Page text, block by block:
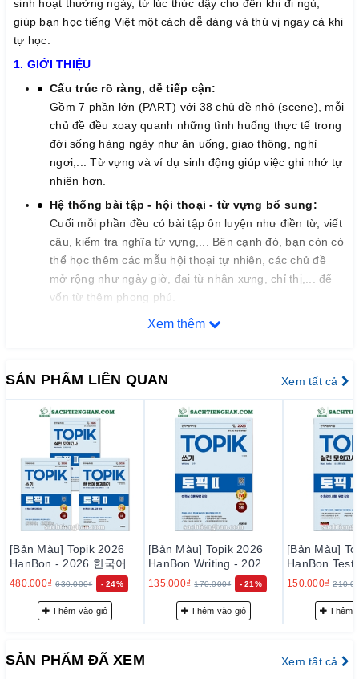
sinh hoạt thường ngày, từ lúc thức dậy cho đến khi đi ngủ,
giúp bạn học tiếng Việt một cách dễ dàng và thú vị ngay cả khi
tự học.
1. GIỚI THIỆU
Cấu trúc rõ ràng, dễ tiếp cận:
Gồm 7 phần lớn (PART) với 38 chủ đề nhỏ (scene), mỗi
chủ đề đều xoay quanh những tình huống thực tế trong
đời sống hàng ngày như ăn uống, giao thông, nghỉ
ngơi,... Từ vựng và ví dụ sinh động giúp việc ghi nhớ tự
nhiên hơn.
Hệ thống bài tập - hội thoại - từ vựng bổ sung:
Cuối mỗi phần đều có bài tập ôn luyện như điền từ, viết
câu, kiểm tra nghĩa từ vựng,... Bên cạnh đó, bạn còn có
thể học thêm các mẫu hội thoại tự nhiên, các chủ đề
mở rộng như ngày giờ, đại từ nhân xưng, chỉ thị,... để
vốn từ thêm phong phú.
Hỗ trợ học tập tối đa:
kiểm tra từ vựng (cellophane) giúp bạn tự kiểm tra và
MP3 miễn phí:
Học mọi lúc mọi nơi với 2 dạng file MP3: một bản chỉ
tiếng Việt và một bản tiếng Việt - tiếng Hàn song song,
tải miễn phí từ website của nhà xuất bản.
Đối tượng phù hợp:
Người tự học tiếng Việt trình độ sơ cấp - trung cấp.
Người chuẩn bị đi du học, du lịch hoặc công tác tại Việt
Nam.
Người muốn nâng cao từ vựng sử dụng trong đời sống
hằng ngày.
Hong Bitna
– Chuyên gia tiếng Việt, tốt nghiệp Đại học Ngoại
ngữ Hàn Quốc, từng tham gia giảng dạy và phiên dịch cho
Xem thêm
SẢN PHẨM LIÊN QUAN Xem tất cả
[Bản Màu] Topik 2026
HanBon - 2026 한국어능
력시험 TOPIK Ⅱ(토픽 2)
480.000₫ 630.000₫ - 24%
Thêm vào giỏ
[Bản Màu] Topik 2026
HanBon Writing - 2026
한국어능력시험 TOPIK
Ⅱ(토픽 2) 쓰기 + 무료 강
135.000₫ 170.000₫ - 21%
Thêm vào giỏ
[Bản Màu]
HanBon Test
국어능력시험
온라인 시험
150.000₫
Thêm
SẢN PHẨM ĐÃ XEM Xem tất cả